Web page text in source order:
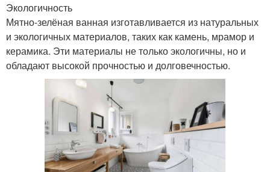
Экологичность
Мятно-зелёная ванная изготавливается из натуральных
и экологичных материалов, таких как камень, мрамор и
керамика. Эти материалы не только экологичны, но и
обладают высокой прочностью и долговечностью.